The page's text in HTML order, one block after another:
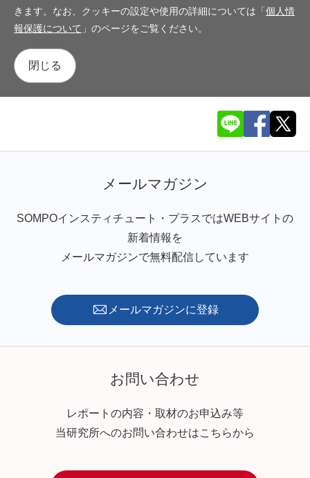
きます。なお、クッキーの設定や使用の詳細については「個人情
報保護について 」のページをご覧ください。
閉じる
メールマガジン
SOMPOインスティチュート・プラスではWEBサイトの
新着情報を
メールマガジンで無料配信しています
メールマガジンに登録
お問い合わせ
レポートの内容・取材のお申込み等
当研究所へのお問い合わせはこちらから